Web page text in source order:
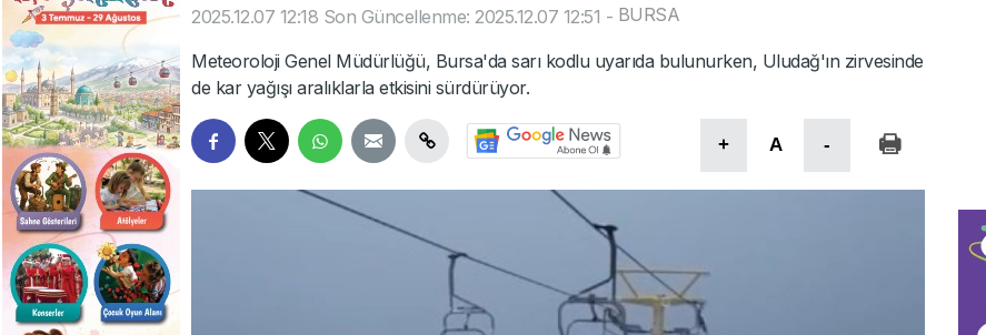
2025.12.07 12:18 Son Güncellenme: 2025.12.07 12:51 - BURSA
Meteoroloji Genel Müdürlüğü, Bursa'da sarı kodlu uyarıda bulunurken, Uludağ'ın zirvesinde
de kar yağışı aralıklarla etkisini sürdürüyor.
+ A -